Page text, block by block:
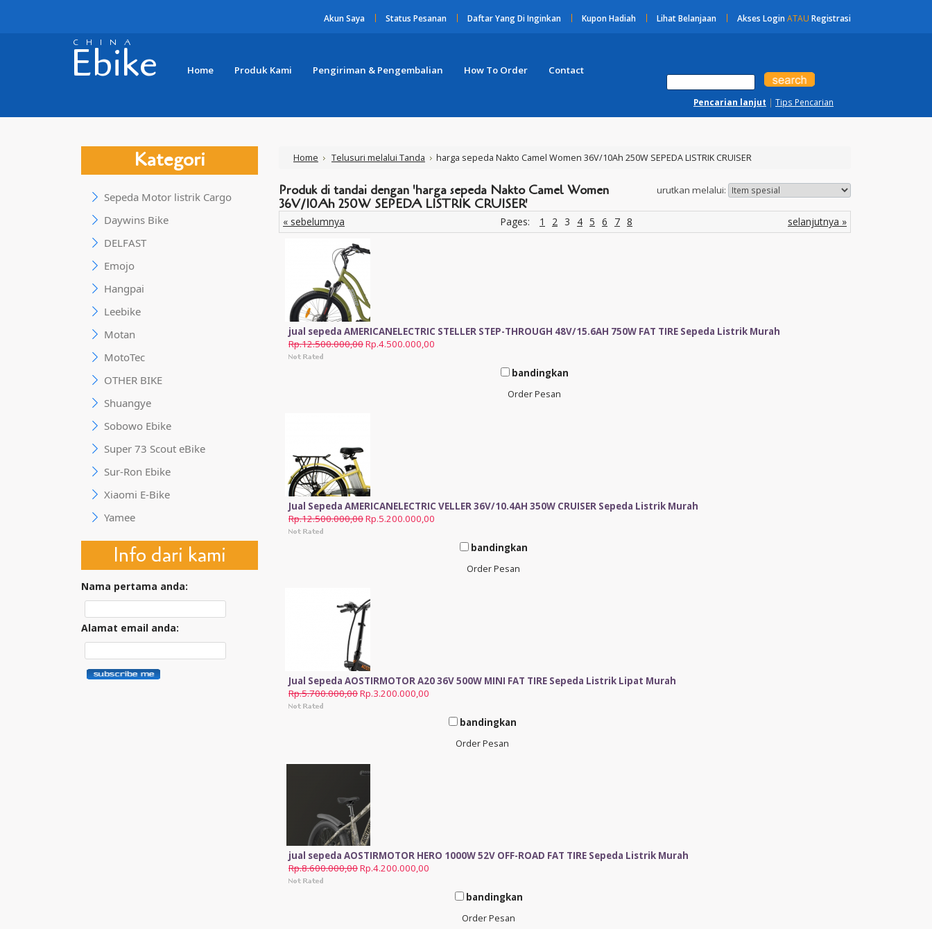
Akun Saya Status Pesanan Daftar Yang Di Inginkan Kupon Hadiah Lihat Belanjaan Akses LoginATAU Registrasi
CHINA
Ebike Home Produk Kami Pengiriman & Pengembalian How To Order Contact
Pencarian lanjut | Tips Pencarian
Kategori
Sepeda Motor listrik Cargo
Daywins Bike
DELFAST
Emojo
Hangpai
Leebike
Motan
MotoTec
OTHER BIKE
Shuangye
Sobowo Ebike
Super 73 Scout eBike
Sur-Ron Ebike
Xiaomi E-Bike
Yamee
Info dari kami
Nama pertama anda:
Alamat email anda:
Home Telusuri melalui Tanda harga sepeda Nakto Camel Women 36V/10Ah 250W SEPEDA LISTRIK CRUISER
urutkan melalui:
Produk di tandai dengan 'harga sepeda Nakto Camel Women
36V/10Ah 250W SEPEDA LISTRIK CRUISER'
« sebelumnya selanjutnya »
Pages: 1 2 3 4 5 6 7 8
jual sepeda AMERICANELECTRIC STELLER STEP-THROUGH 48V/15.6AH 750W FAT TIRE Sepeda Listrik Murah
Rp.12.500.000,00Rp.4.500.000,00
bandingkan
Order Pesan
Jual Sepeda AMERICANELECTRIC VELLER 36V/10.4AH 350W CRUISER Sepeda Listrik Murah
Rp.12.500.000,00Rp.5.200.000,00
bandingkan
Order Pesan
Jual Sepeda AOSTIRMOTOR A20 36V 500W MINI FAT TIRE Sepeda Listrik Lipat Murah
Rp.5.700.000,00Rp.3.200.000,00
bandingkan
Order Pesan
jual sepeda AOSTIRMOTOR HERO 1000W 52V OFF-ROAD FAT TIRE Sepeda Listrik Murah
Rp.8.600.000,00Rp.4.200.000,00
bandingkan
Order Pesan